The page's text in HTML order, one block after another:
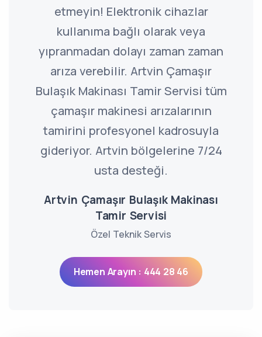
etmeyin! Elektronik cihazlar
kullanıma bağlı olarak veya
yıpranmadan dolayı zaman zaman
arıza verebilir. Artvin Çamaşır
Bulaşık Makinası Tamir Servisi tüm
çamaşır makinesi arızalarının
tamirini profesyonel kadrosuyla
gideriyor. Artvin bölgelerine 7/24
usta desteği.
Artvin Çamaşır Bulaşık Makinası
Tamir Servisi
Özel Teknik Servis
Hemen Arayın : 444 28 46